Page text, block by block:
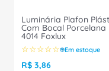
Luminária Plafon
Com Bocal Porcelana
4014 Foxlux
☆☆☆☆☆ Em estoque
R$ 3,86